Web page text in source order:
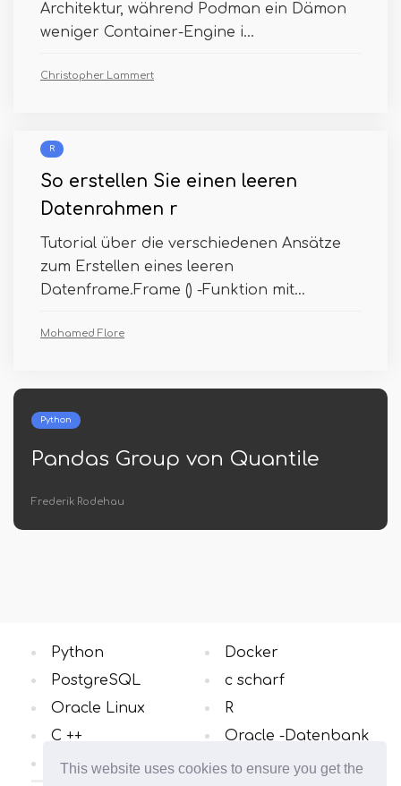
This website uses cookies to ensure you get the
Architektur, während Podman ein Dämon
weniger Container-Engine i...
Christopher Lammert
R
So erstellen Sie einen leeren
Datenrahmen r
Tutorial über die verschiedenen Ansätze
zum Erstellen eines leeren
Datenframe.Frame () -Funktion mit...
Mohamed Flore
Python
Pandas Group von Quantile
Frederik Rodehau
Python
PostgreSQL
Oracle Linux
C ++
Windows OS
Docker
c scharf
R
Oracle -Datenbank
Alle Kategorien